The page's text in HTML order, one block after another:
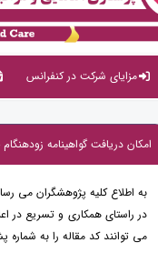
مزایای شرکت در کنفرانس
امکان دریافت گواهینامه
به اطلاع کلیه پژوهشگران می
در راستای همکاری و تسریع در
می توانند کد مقاله را به شماره پشتیبان کنفرانس